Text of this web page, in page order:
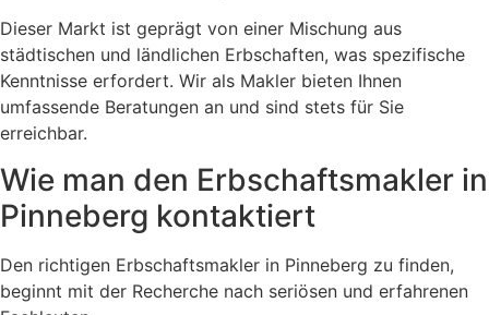
Dieser Markt ist geprägt von einer Mischung aus
städtischen und ländlichen Erbschaften, was spezifische
Kenntnisse erfordert. Wir als Makler bieten Ihnen
umfassende Beratungen an und sind stets für Sie
erreichbar.
Wie man den Erbschaftsmakler in
Pinneberg kontaktiert
Den richtigen Erbschaftsmakler in Pinneberg zu finden,
beginnt mit der Recherche nach seriösen und erfahrenen